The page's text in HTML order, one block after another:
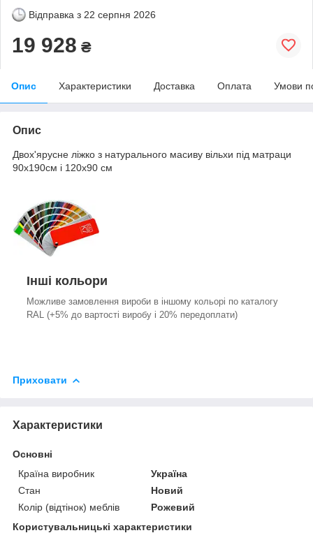
Відправка з 22 серпня 2026
19 928 ₴
Опис Характеристики Доставка Оплата Умови
Опис
Двох'ярусне ліжко з натурального масиву вільхи під матраци
90х190см і 120х90 см
Інші кольори
Можливе замовлення вироби в іншому кольорі по каталогу
RAL (+5% до вартості виробу і 20% передоплати)
Приховати
Характеристики
Основні
Країна виробник
Україна
Стан
Новий
Колір (відтінок) меблів
Рожевий
Користувальницькі характеристики